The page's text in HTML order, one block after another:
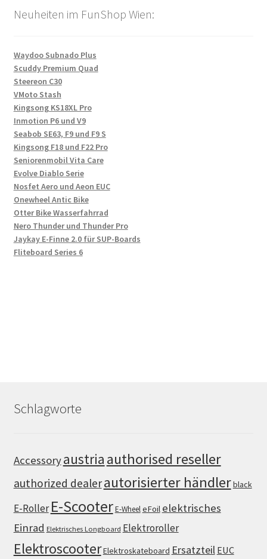
Neuheiten im FunShop Wien:
Waydoo Subnado Plus
Scuddy Premium Quad
Steereon C30
VMoto Stash
Kingsong KS18XL Pro
Inmotion P6 und V9
Seabob SE63, F9 und F9 S
Kingsong F18 und F22 Pro
Seniorenmobil Vita Care
Evolve Diablo Serie
Nosfet Aero und Aeon EUC
Onewheel Antic Bike
Otter Bike Wasserfahrrad
Nero Thunder und Thunder Pro
Jaykay E-Finne 2.0 für SUP-Boards
Fliteboard Series 6
Schlagworte
Accessoryaustria authorised reseller
authorized dealerautorisierter händlerblack
E-Roller E-ScooterE-WheeleFoil elektrisches
Einrad Elektrisches Longboard Elektroroller
ElektroscooterElektroskateboard Ersatzteil EUC